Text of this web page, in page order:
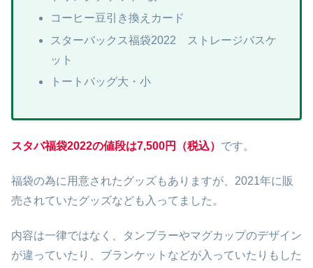
コーヒー豆引き換えカード
スターバックス福袋2022 ストレージバスケ
ット
トートバッグ大・小
スタバ福袋2022の値段は7,500円（税込） です。
福袋の為に用意されたグッズもありますが、2021年に販
売されていたグッズなども入ってました。
内容は一律ではなく、タンブラーやマグカップのデザイン
が違っていたり、ブランケットなどが入っていたりもした